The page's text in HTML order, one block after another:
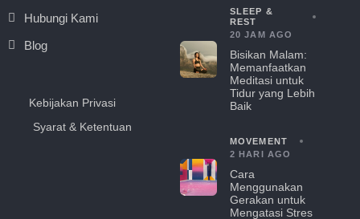
Hubungi Kami
Blog
Kebijakan Privasi
Syarat & Ketentuan
SLEEP &
REST
20 JAM AGO
Bisikan Malam:
Memanfaatkan
Meditasi untuk
Tidur yang Lebih
Baik
MOVEMENT
2 HARI AGO
Cara
Menggunakan
Gerakan untuk
Mengatasi Stres